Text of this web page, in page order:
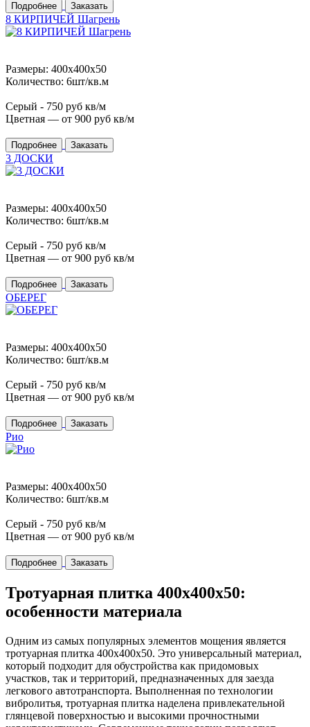
Подробнее Заказать
8 КИРПИЧЕЙ Шагрень
Размеры: 400x400x50
Количество: 6шт/кв.м
Серый - 750 руб кв/м
Цветная — от 900 руб кв/м
Подробнее Заказать
3 ДОСКИ
Размеры: 400x400x50
Количество: 6шт/кв.м
Серый - 750 руб кв/м
Цветная — от 900 руб кв/м
Подробнее Заказать
ОБЕРЕГ
Размеры: 400x400x50
Количество: 6шт/кв.м
Серый - 750 руб кв/м
Цветная — от 900 руб кв/м
Подробнее Заказать
Рио
Размеры: 400x400x50
Количество: 6шт/кв.м
Серый - 750 руб кв/м
Цветная — от 900 руб кв/м
Подробнее Заказать
Тротуарная плитка 400х400х50:
особенности материала
Одним из самых популярных элементов мощения является
тротуарная плитка 400х400х50. Это универсальный материал,
который подходит для обустройства как придомовых
участков, так и территорий, предназначенных для заезда
легкового автотранспорта. Выполненная по технологии
вибролитья, тротуарная плитка наделена привлекательной
глянцевой поверхностью и высокими прочностными